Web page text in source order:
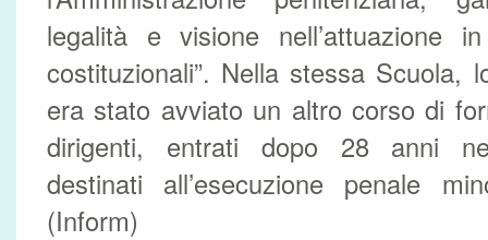
legalità e visione nell’attuazione
costituzionali”. Nella stessa Scuola,
era stato avviato un altro corso di
dirigenti, entrati dopo 28 anni
destinati all’esecuzione penale
(Inform)